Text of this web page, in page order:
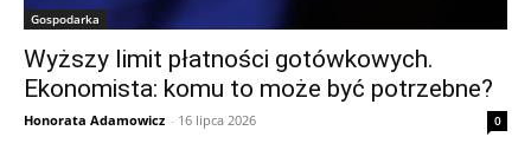
Gospodarka
Wyższy limit płatności gotówkowych.
Ekonomista: komu to może być potrzebne?
Honorata Adamowicz - 16 lipca 2026 0